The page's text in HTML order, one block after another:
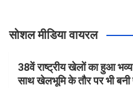
सोशल मीडिया वायरल
38वें राष्ट्रीय खेलों का हुआ
साथ खेलभूमि के तौर पर भी